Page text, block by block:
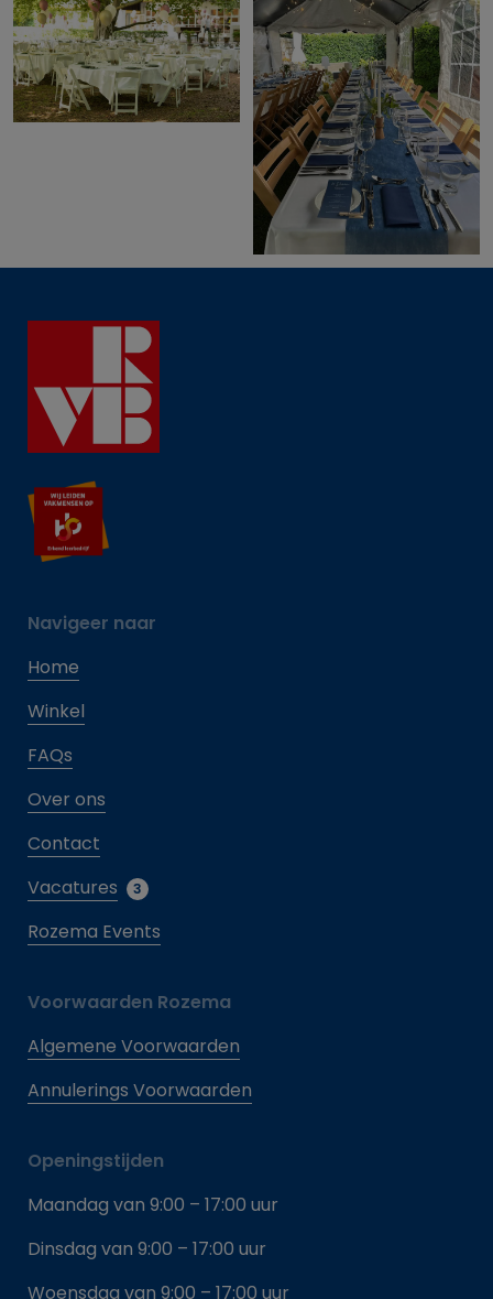
Navigeer naar
Home
Winkel
FAQs
Over ons
Contact
Vacatures
3
Rozema Events
Voorwaarden Rozema
Algemene Voorwaarden
Annulerings Voorwaarden
Openingstijden
Maandag van 9:00 – 17:00 uur
Dinsdag van 9:00 – 17:00 uur
Woensdag van 9:00 – 17:00 uur